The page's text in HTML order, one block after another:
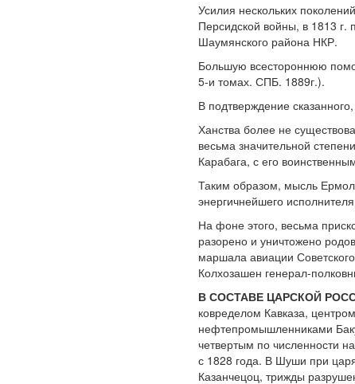
Усилия нескольких
Персидской войны, в 1813 г.
Шаумянского района НКР.
Большую всестороннюю
5-и томах. СПБ. 1889г.).
В подтверждение
Ханства более не
весьма значительной
Карабага, с его
Таким образом, мысль
энергичнейшего
На фоне этого, весьма
разорено и уничтожено
маршала авиации
Колхозашен генерал-
В СОСТАВЕ ЦАРСКОЙ
ковределом Кавказа,
нефтепромышленниками
четвертым по численности
с 1828 года. В Шуши при
Казанчецоц, трижды